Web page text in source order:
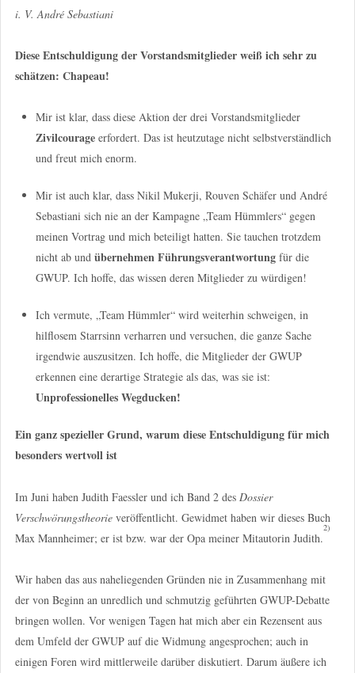
i. V. André Sebastiani
Diese Entschuldigung der Vorstandsmitglieder weiß ich sehr zu
schätzen: Chapeau!
Mir ist klar, dass diese Aktion der drei Vorstandsmitglieder
Zivilcourageerfordert. Das ist heutzutage nicht selbstverständlich
und freut mich enorm.
Mir ist auch klar, dass Nikil Mukerji, Rouven Schäfer und André
Sebastiani sich nie an der Kampagne „Team Hümmlers“ gegen
meinen Vortrag und mich beteiligt hatten. Sie tauchen trotzdem
nicht ab und übernehmen Führungsverantwortungfür die
GWUP. Ich hoffe, das wissen deren Mitglieder zu würdigen!
Ich vermute, „Team Hümmler“ wird weiterhin schweigen, in
hilflosem Starrsinn verharren und versuchen, die ganze Sache
irgendwie auszusitzen. Ich hoffe, die Mitglieder der GWUP
erkennen eine derartige Strategie als das, was sie ist:
Unprofessionelles Wegducken!
Ein ganz spezieller Grund, warum diese Entschuldigung für mich
besonders wertvoll ist
Im Juni haben Judith Faessler und ich Band 2 des Dossier
Verschwörungstheorieveröffentlicht. Gewidmet haben wir dieses Buch
Max Mannheimer; er ist bzw. war der Opa meiner Mitautorin Judith.
2)
Wir haben das aus naheliegenden Gründen nie in Zusammenhang mit
der von Beginn an unredlich und schmutzig geführten GWUP-Debatte
bringen wollen. Vor wenigen Tagen hat mich aber ein Rezensent aus
dem Umfeld der GWUP auf die Widmung angesprochen; auch in
einigen Foren wird mittlerweile darüber diskutiert. Darum äußere ich